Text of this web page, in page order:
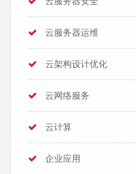
云服务器运维
云架构设计优化
云网络服务
云计算
企业应用